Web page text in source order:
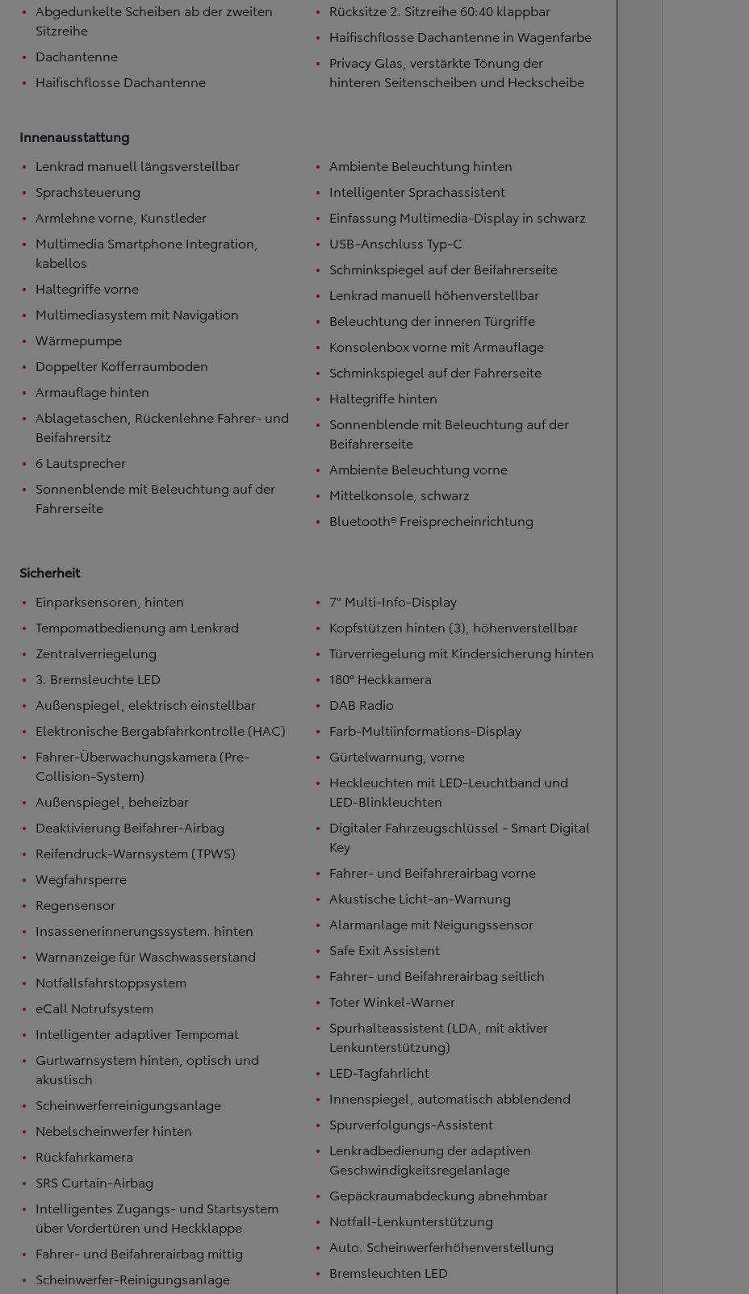
Ab
Der neue GR GT
BENZIN
Abgedunkelte Scheiben ab der zweiten
Sitzreihe
Dachantenne
Haifischflosse Dachantenne
Rücksitze 2. Sitzreihe 60:40 klappbar
Haifischflosse Dachantenne in Wagenfarbe
Privacy Glas, verstärkte Tönung der
hinteren Seitenscheiben und Heckscheibe
Innenausstattung
Lenkrad manuell längsverstellbar
Sprachsteuerung
Armlehne vorne, Kunstleder
Multimedia Smartphone Integration,
kabellos
Haltegriffe vorne
Multimediasystem mit Navigation
Wärmepumpe
Doppelter Kofferraumboden
Armauflage hinten
Ablagetaschen, Rückenlehne Fahrer- und
Beifahrersitz
6 Lautsprecher
Sonnenblende mit Beleuchtung auf der
Fahrerseite
Ambiente Beleuchtung hinten
Intelligenter Sprachassistent
Einfassung Multimedia-Display in schwarz
USB-Anschluss Typ-C
Schminkspiegel auf der Beifahrerseite
Lenkrad manuell höhenverstellbar
Beleuchtung der inneren Türgriffe
Konsolenbox vorne mit Armauflage
Schminkspiegel auf der Fahrerseite
Haltegriffe hinten
Sonnenblende mit Beleuchtung auf der
Beifahrerseite
Ambiente Beleuchtung vorne
Mittelkonsole, schwarz
Bluetooth® Freisprecheinrichtung
Sicherheit
Einparksensoren, hinten
Tempomatbedienung am Lenkrad
Zentralverriegelung
3. Bremsleuchte LED
Außenspiegel, elektrisch einstellbar
Elektronische Bergabfahrkontrolle (HAC)
Fahrer-Überwachungskamera (Pre-
Collision-System)
Außenspiegel, beheizbar
Deaktivierung Beifahrer-Airbag
Reifendruck-Warnsystem (TPWS)
Wegfahrsperre
Regensensor
Insassenerinnerungssystem. hinten
Warnanzeige für Waschwasserstand
Notfallsfahrstoppsystem
eCall Notrufsystem
Intelligenter adaptiver Tempomat
Gurtwarnsystem hinten, optisch und
akustisch
Scheinwerferreinigungsanlage
Nebelscheinwerfer hinten
Rückfahrkamera
SRS Curtain-Airbag
Intelligentes Zugangs- und Startsystem
über Vordertüren und Heckklappe
Fahrer- und Beifahrerairbag mittig
Scheinwerfer-Reinigungsanlage
7" Multi-Info-Display
Kopfstützen hinten (3), höhenverstellbar
Türverriegelung mit Kindersicherung hinten
180° Heckkamera
DAB Radio
Farb-Multiinformations-Display
Gürtelwarnung, vorne
Heckleuchten mit LED-Leuchtband und
LED-Blinkleuchten
Digitaler Fahrzeugschlüssel - Smart Digital
Key
Fahrer- und Beifahrerairbag vorne
Akustische Licht-an-Warnung
Alarmanlage mit Neigungssensor
Safe Exit Assistent
Fahrer- und Beifahrerairbag seitlich
Toter Winkel-Warner
Spurhalteassistent (LDA, mit aktiver
Lenkunterstützung)
LED-Tagfahrlicht
Innenspiegel, automatisch abblendend
Spurverfolgungs-Assistent
Lenkradbedienung der adaptiven
Geschwindigkeitsregelanlage
Gepäckraumabdeckung abnehmbar
Notfall-Lenkunterstützung
Auto. Scheinwerferhöhenverstellung
Bremsleuchten LED